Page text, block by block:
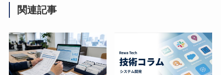
関連記事